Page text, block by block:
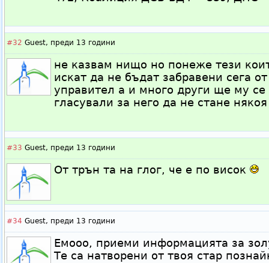
#32 Guest, преди 13 години
не казвам нищо но понеже тези
искат да не бъдат забравени сега
управител а и много други ще му
гласували за него да не стане
#33 Guest, преди 13 години
От трън та на глог, че е по висок
#34 Guest, преди 13 години
Емооо, приеми информацията за
Те са натворени от твоя стар